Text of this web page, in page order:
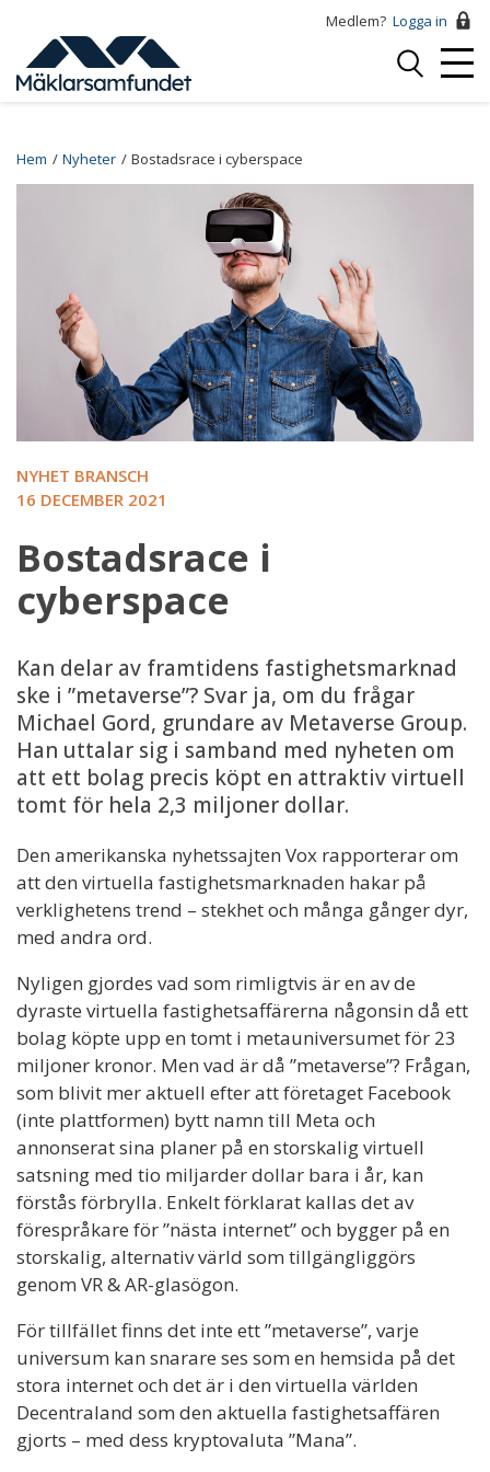
huvudinnehåll
Medlem? Logga in
Logga
Breadcrumb
Hem Nyheter Bostadsrace i cyberspace
NYHET BRANSCH
16 DECEMBER 2021
Bostadsrace i
cyberspace
Kan delar av framtidens fastighetsmarknad
ske i ”metaverse”? Svar ja, om du frågar
Michael Gord, grundare av Metaverse Group.
Han uttalar sig i samband med nyheten om
att ett bolag precis köpt en attraktiv virtuell
tomt för hela 2,3 miljoner dollar.
Den amerikanska nyhetssajten Vox rapporterar om
att den virtuella fastighetsmarknaden hakar på
verklighetens trend – stekhet och många gånger dyr,
med andra ord.
Nyligen gjordes vad som rimligtvis är en av de
dyraste virtuella fastighetsaffärerna någonsin då ett
bolag köpte upp en tomt i metauniversumet för 23
miljoner kronor. Men vad är då ”metaverse”? Frågan,
som blivit mer aktuell efter att företaget Facebook
(inte plattformen) bytt namn till Meta och
annonserat sina planer på en storskalig virtuell
satsning med tio miljarder dollar bara i år, kan
förstås förbrylla. Enkelt förklarat kallas det av
förespråkare för ”nästa internet” och bygger på en
storskalig, alternativ värld som tillgängliggörs
genom VR & AR-glasögon.
För tillfället finns det inte ett ”metaverse”, varje
universum kan snarare ses som en hemsida på det
stora internet och det är i den virtuella världen
Decentraland som den aktuella fastighetsaffären
gjorts – med dess kryptovaluta ”Mana”.